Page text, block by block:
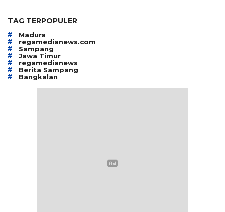
TAG TERPOPULER
# Madura
# regamedianews.com
# Sampang
# Jawa Timur
# regamedianews
# Berita Sampang
# Bangkalan